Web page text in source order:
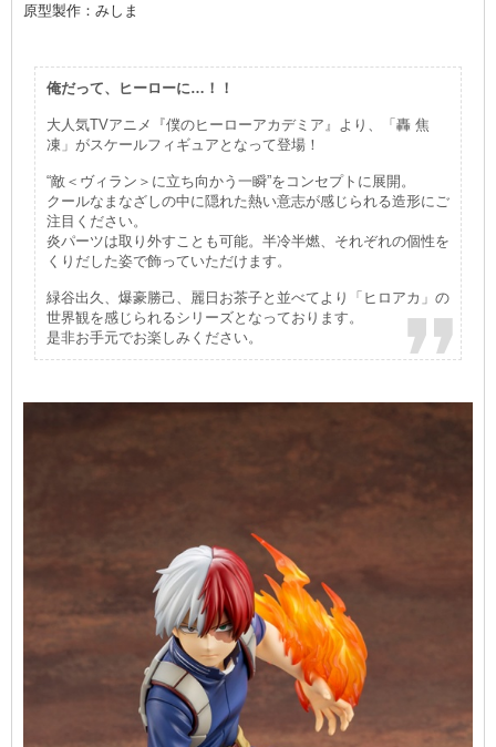
原型製作：みしま
俺だって、ヒーローに…！！
大人気TVアニメ『僕のヒーローアカデミア』より、「轟 焦
凍」がスケールフィギュアとなって登場！
“敵＜ヴィラン＞に立ち向かう一瞬”をコンセプトに展開。
クールなまなざしの中に隠れた熱い意志が感じられる造形にご
注目ください。
炎パーツは取り外すことも可能。半冷半燃、それぞれの個性を
くりだした姿で飾っていただけます。
緑谷出久、爆豪勝己、麗日お茶子と並べてより「ヒロアカ」の
世界観を感じられるシリーズとなっております。
是非お手元でお楽しみください。